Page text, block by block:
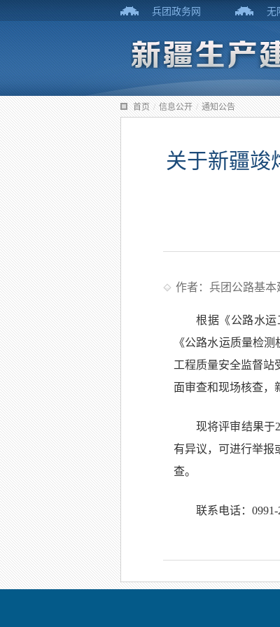
兵团政务网 无
首页 / 信息公开 / 通知公告
关于新疆竣
作者：兵团公路基
根据《公路水运
《公路水运质量检
工程质量安全监督站
面审查和现场核查，
现将评审结果于
有异议，可进行举报
查。
联系电话：